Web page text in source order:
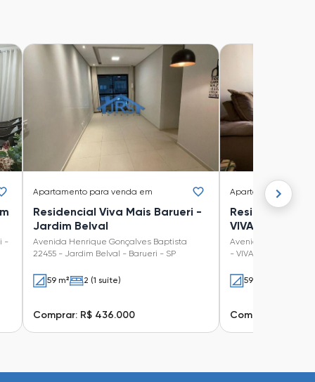
-
Apartamento para venda em
Residencial Viva Mais Barueri -
Jardim Belval
Avenida Henrique Gonçalves Baptista
22455 - Jardim Belval - Barueri - SP
59 m² 2 (1 suíte)
Comprar: R$ 436.000
Apartamento para
Residencial
VIVA MAIS
Avenida Henrique
- VIVA MAIS
59 m²
Comprar: R$